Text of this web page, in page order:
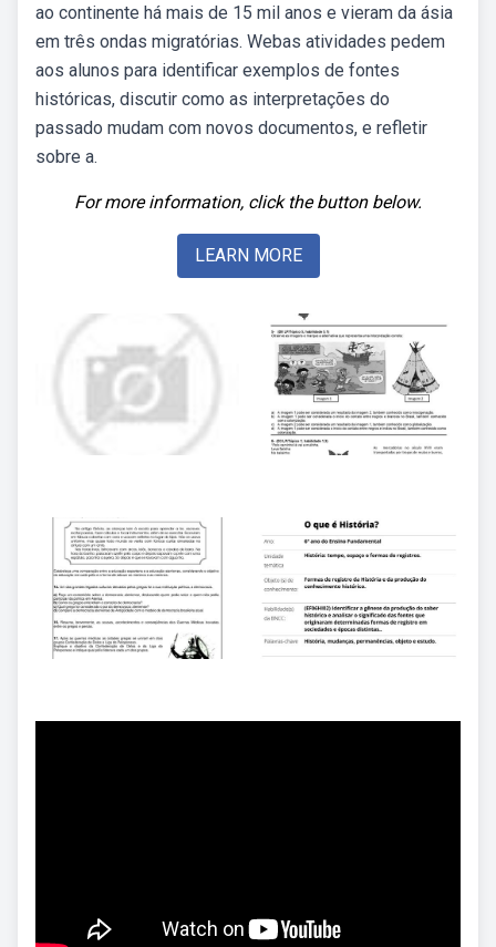
ao continente há mais de 15 mil anos e vieram da ásia
em três ondas migratórias. Webas atividades pedem
aos alunos para identificar exemplos de fontes
históricas, discutir como as interpretações do
passado mudam com novos documentos, e refletir
sobre a.
For more information, click the button below.
LEARN MORE